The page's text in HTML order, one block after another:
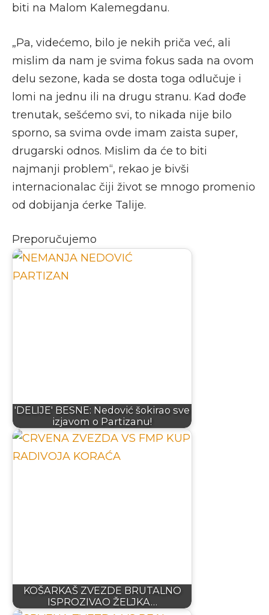
biti na Malom Kalemegdanu.
„Pa, videćemo, bilo je nekih priča već, ali
mislim da nam je svima fokus sada na ovom
delu sezone, kada se dosta toga odlučuje i
lomi na jednu ili na drugu stranu. Kad dođe
trenutak, sešćemo svi, to nikada nije bilo
sporno, sa svima ovde imam zaista super,
drugarski odnos. Mislim da će to biti
najmanji problem“, rekao je bivši
internacionalac čiji život se mnogo promenio
od dobijanja ćerke Talije.
Preporučujemo
'DELIJE' BESNE: Nedović šokirao sve
izjavom o Partizanu!
KOŠARKAŠ ZVEZDE BRUTALNO
ISPROZIVAO ŽELJKA…